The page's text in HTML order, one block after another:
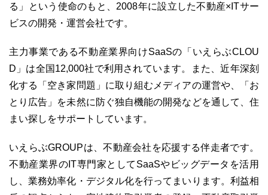
る」という使命のもと、2008年に設立した不動産×ITサー
ビスの開発・運営会社です。
主力事業である不動産業界向けSaaSの「いえらぶCLOU
D」は全国12,000社で利用されています。また、近年深刻
化する「空き家問題」に取り組むメディアの運営や、「お
とり広告」を未然に防ぐ独自機能の開発などを通して、住
まい探しをサポートしています。
いえらぶGROUPは、不動産会社を応援する伴走者です。
不動産業界のIT専門家としてSaaSやビッグデータを活用
し、業務効率化・デジタル化を行ってまいります。利益相